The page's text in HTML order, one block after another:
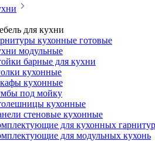
для кухни
кухонные готовые
модульные
барные для кухни
кухонные
кухонные
под мойку
кухонные
стеновые кухонные
для кухонных
для модульных кухонь